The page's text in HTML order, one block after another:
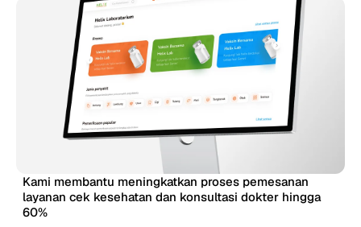
Kami membantu meningkatkan proses pemesanan
layanan cek kesehatan dan konsultasi dokter hingga
60%